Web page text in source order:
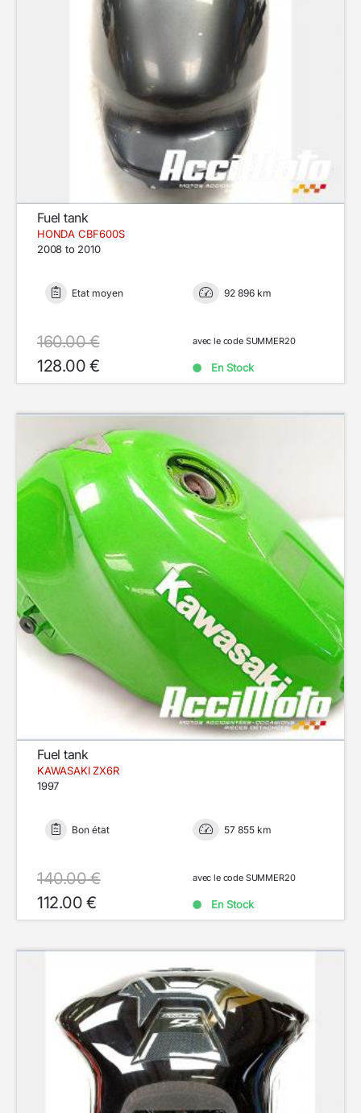
Fuel tank
HONDA CBF600S
2008 to 2010
Etat moyen 92 896 km
160.00 €
128.00 €
avec le code SUMMER20
En Stock
Fuel tank
KAWASAKI ZX6R
1997
Bon état 57 855 km
140.00 €
112.00 €
avec le code SUMMER20
En Stock